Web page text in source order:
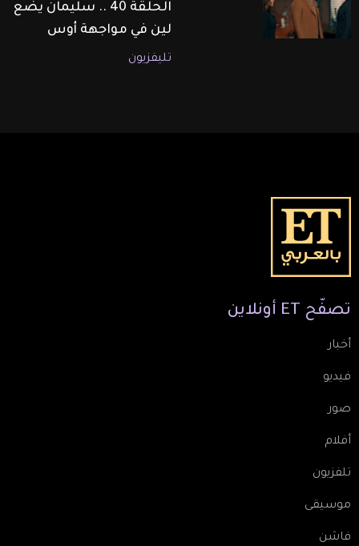
الحلقة 40 .. سليمان يضع
لين في مواجهة أوس
تليفزيون
تصفّح ET أونلاين
أخبار
فيديو
صور
أفلام
تلفزيون
موسيقى
فاشن